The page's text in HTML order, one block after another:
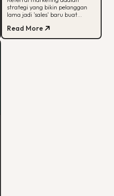
Alasannya
strategi yang bikin pelanggan
lama jadi 'sales' baru buat
efektifnya, jenis program,
sampai contoh suksesnya.
Read More